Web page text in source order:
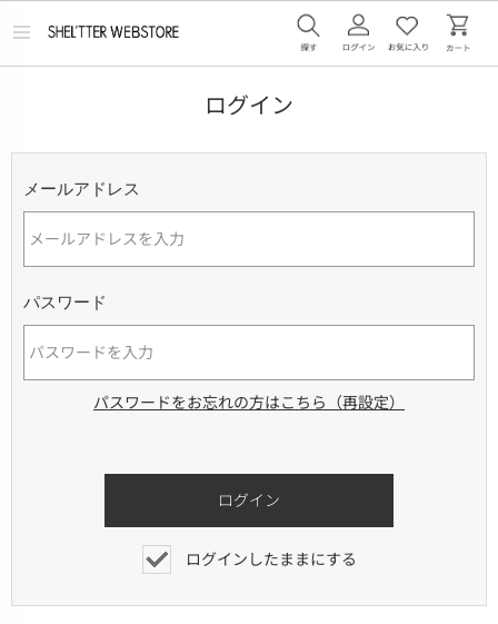
メ
ログイン
メールアドレス
パスワード
パスワードをお忘れの方はこちら（再設定）
ログインしたままにする